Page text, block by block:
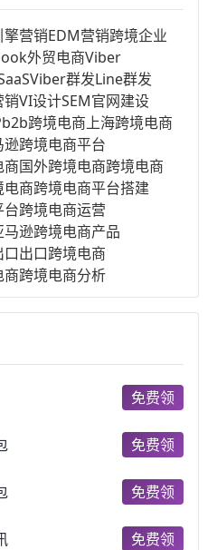
营销EDM营销跨境企业
外贸电商Viber
Viber群发Line群发
销VI设计SEM官网建设
b2b跨境电商上海跨境电商
逊跨境电商平台
商国外跨境电商跨境电商
电商跨境电商平台搭建
台跨境电商运营
马逊跨境电商产品
出口跨境电商
商跨境电商分析
务广州跨境电商
业跨境电商注册
商跨境电商案例
商
电商
免费领
免费领
免费领
免费领